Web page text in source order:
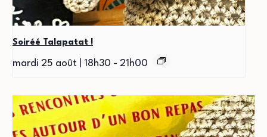
Soiréé Talapatat !
mardi 25 août | 18h30 - 21h00